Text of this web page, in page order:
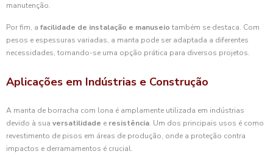
manutenção.
Por fim, a facilidade de instalação e manuseio também se destaca. Com
pesos e espessuras variadas, a manta pode ser adaptada a diferentes
necessidades, tornando-se uma opção prática para diversos projetos.
Aplicações em Indústrias e Construção
A manta de borracha com lona é amplamente utilizada em indústrias
devido à sua versatilidade e resistência. Um dos principais usos é como
revestimento de pisos em áreas de produção, onde a proteção contra
impactos e derramamentos é crucial.